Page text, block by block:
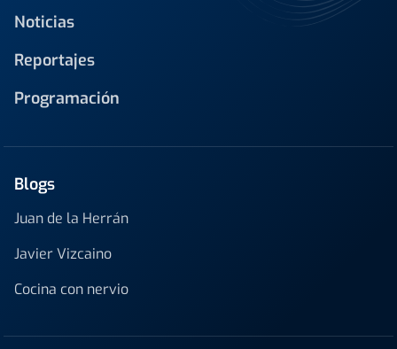
Noticias
Reportajes
Programación
Blogs
Juan de la Herrán
Javier Vizcaino
Cocina con nervio